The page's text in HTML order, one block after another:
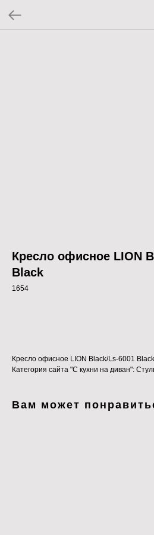
Кресло офисное LION
Black
1654
Кресло офисное LION Black/Ls-6001 Black
Категория сайта "С кухни на диван":
Вам может